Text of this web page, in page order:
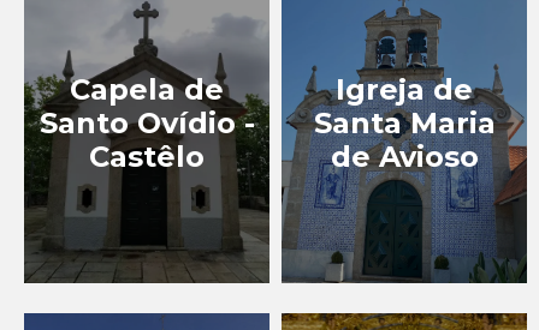
Capela de
Santo Ovídio -
Castêlo
Igreja de
Santa Maria
de Avioso